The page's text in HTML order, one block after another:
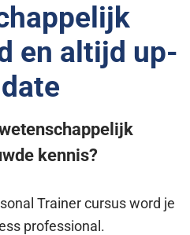
en altijd up-
kennis?
Trainer cursus word je
professional.